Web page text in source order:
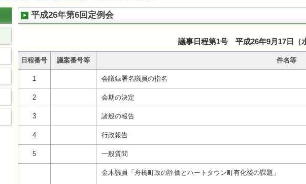
平成26年第6回定例会
議事日程第1号 平成26年9月17日（
日程番号 議案番号等 件名等
1 会議録署名議員の指名
2 会期の決定
3 諸般の報告
4 行政報告
5 一般質問
金木議員「舟橋町政の評価とハートタウン町有化後の課題」